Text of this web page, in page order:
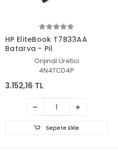
HP EliteBook T7B33AA
Batarya - Pil
Orijinal Üretici
4N4TCD4P
3.152,16 TL
Sepete Ekle